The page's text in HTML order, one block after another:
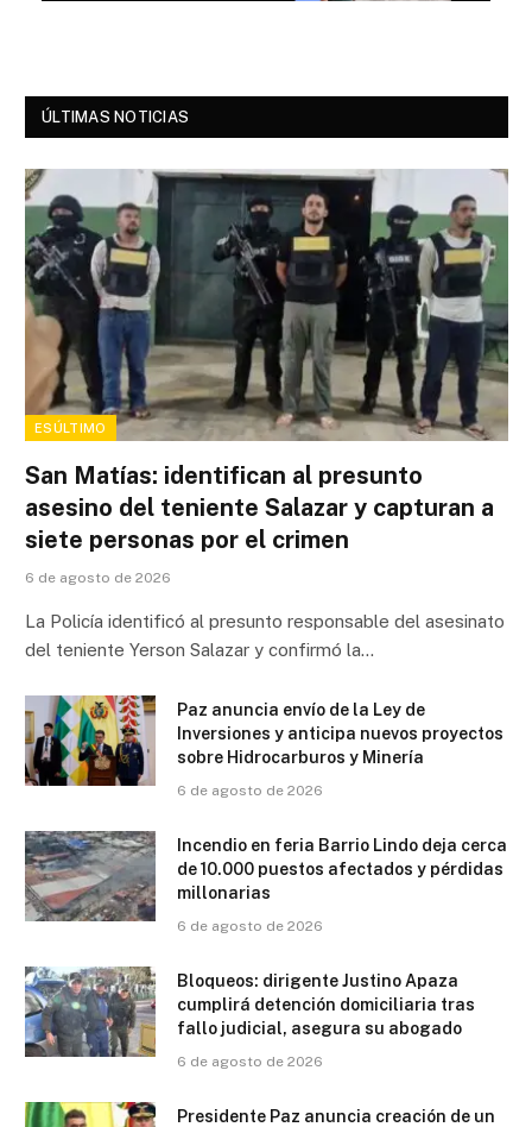
ÚLTIMAS NOTICIAS
ESÚLTIMO
San Matías: identifican al presunto
asesino del teniente Salazar y capturan a
siete personas por el crimen
6 de agosto de 2026
La Policía identificó al presunto responsable del asesinato
del teniente Yerson Salazar y confirmó la…
Paz anuncia envío de la Ley de
Inversiones y anticipa nuevos proyectos
sobre Hidrocarburos y Minería
6 de agosto de 2026
Incendio en feria Barrio Lindo deja cerca
de 10.000 puestos afectados y pérdidas
millonarias
6 de agosto de 2026
Bloqueos: dirigente Justino Apaza
cumplirá detención domiciliaria tras
fallo judicial, asegura su abogado
6 de agosto de 2026
Presidente Paz anuncia creación de un